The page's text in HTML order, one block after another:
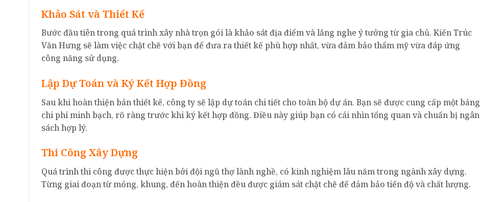
Khảo Sát và Thiết Kế
Bước đầu tiên trong quá trình xây nhà trọn gói là khảo sát địa điểm và lắng nghe ý tưởng từ gia chủ. Kiến Trúc
Văn Hưng sẽ làm việc chặt chẽ với bạn để đưa ra thiết kế phù hợp nhất, vừa đảm bảo thẩm mỹ vừa đáp ứng
công năng sử dụng.
Lập Dự Toán và Ký Kết Hợp Đồng
Sau khi hoàn thiện bản thiết kế, công ty sẽ lập dự toán chi tiết cho toàn bộ dự án. Bạn sẽ được cung cấp một bảng
chi phí minh bạch, rõ ràng trước khi ký kết hợp đồng. Điều này giúp bạn có cái nhìn tổng quan và chuẩn bị ngân
sách hợp lý.
Thi Công Xây Dựng
Quá trình thi công được thực hiện bởi đội ngũ thợ lành nghề, có kinh nghiệm lâu năm trong ngành xây dựng.
Từng giai đoạn từ móng, khung, đến hoàn thiện đều được giám sát chặt chẽ để đảm bảo tiến độ và chất lượng.